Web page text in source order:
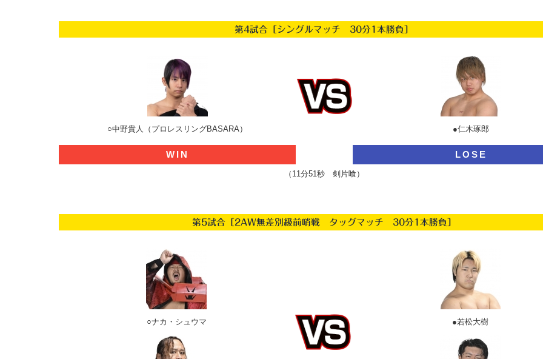
第4試合［シングルマッチ 30分1本勝負］
○中野貴人（プロレスリングBASARA） ●仁木琢郎
WIN LOSE
（11分51秒 剣片喰）
第5試合［2AW無差別級前哨戦 タッグマッチ 30分1本勝負］
○ナカ・シュウマ ●若松大樹